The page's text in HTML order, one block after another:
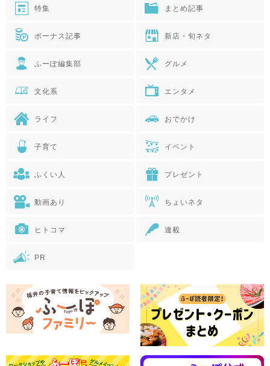
特集 まとめ記事
ボーナス記事 新店・旬ネタ
ふーぽ編集部 グルメ
文化系 エンタメ
ライフ おでかけ
子育て イベント
ふくい人 プレゼント
動画あり ちょいネタ
ヒトコマ 連載
PR